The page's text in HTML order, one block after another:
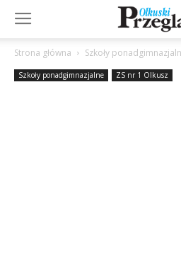
Strona główna Szkoły
Szkoły ponadgimnazjalne ZS nr 1 Olkusz